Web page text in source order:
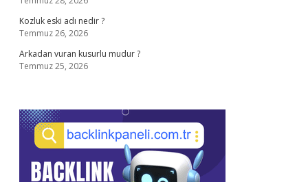
Kozluk eski adı nedir ?
Temmuz 26, 2026
Arkadan vuran kusurlu mudur ?
Temmuz 25, 2026